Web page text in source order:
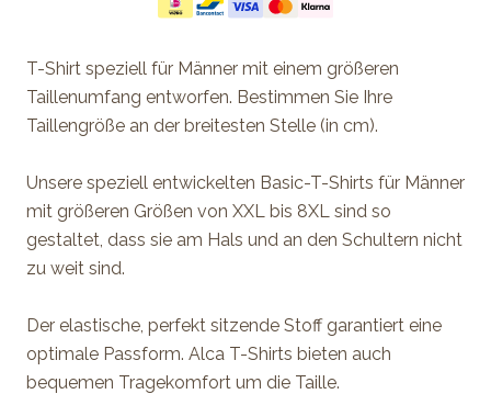
T-Shirt speziell für Männer mit einem größeren
Taillenumfang entworfen. Bestimmen Sie Ihre
Taillengröße an der breitesten Stelle (in cm).
Unsere speziell entwickelten Basic-T-Shirts für Männer
mit größeren Größen von XXL bis 8XL sind so
gestaltet, dass sie am Hals und an den Schultern nicht
zu weit sind.
Der elastische, perfekt sitzende Stoff garantiert eine
optimale Passform. Alca T-Shirts bieten auch
bequemen Tragekomfort um die Taille.